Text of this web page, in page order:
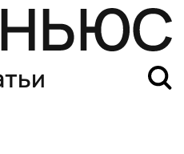
карьеру. Насколько